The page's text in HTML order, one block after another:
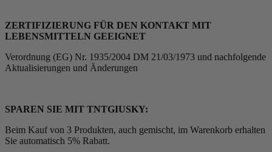
ZERTIFIZIERUNG FÜR DEN KONTAKT MIT
LEBENSMITTELN GEEIGNET
Verordnung (EG) Nr. 1935/2004 DM 21/03/1973 und nachfolgende
Aktualisierungen und Änderungen
SPAREN SIE MIT TNTGIUSKY:
Beim Kauf von 3 Produkten, auch gemischt, im Warenkorb erhalten
Sie automatisch 5% Rabatt.